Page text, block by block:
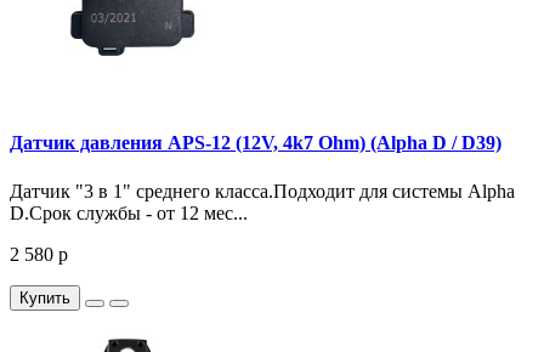
Датчик давления APS-12 (12V, 4k7 Ohm) (Alpha D / D39)
Датчик "3 в 1" среднего класса.Подходит для системы Alpha
D.Срок службы - от 12 мес...
2 580 р
Купить